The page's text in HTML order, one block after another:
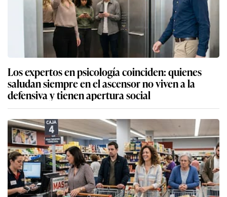
Los expertos en psicología coinciden: quienes
saludan siempre en el ascensor no viven a la
defensiva y tienen apertura social